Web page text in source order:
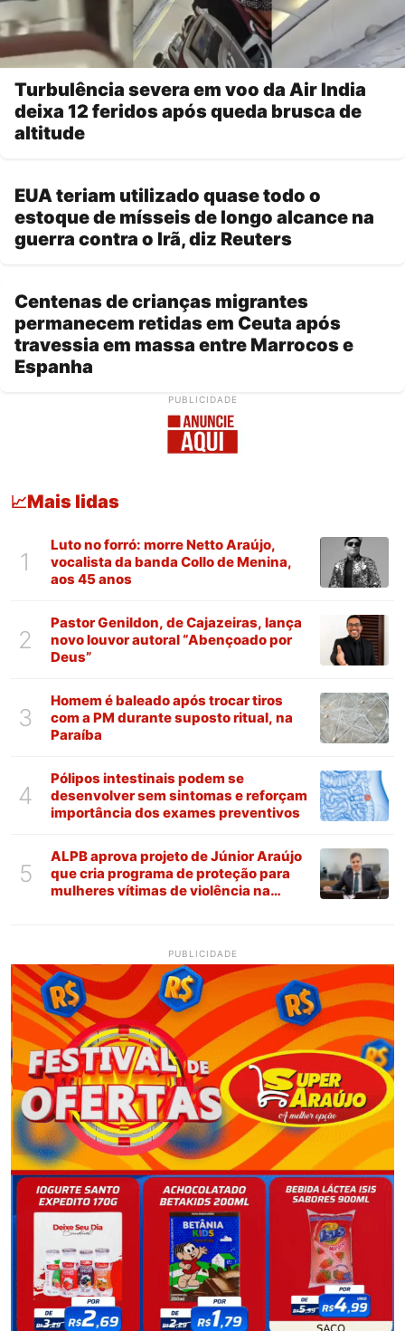
Turbulência severa em voo da Air India
deixa 12 feridos após queda brusca de
altitude
EUA teriam utilizado quase todo o
estoque de mísseis de longo alcance na
guerra contra o Irã, diz Reuters
Centenas de crianças migrantes
permanecem retidas em Ceuta após
travessia em massa entre Marrocos e
Espanha
PUBLICIDADE
📈Mais lidas
1
Luto no forró: morre Netto Araújo,
vocalista da banda Collo de Menina,
aos 45 anos
2
Pastor Genildon, de Cajazeiras, lança
novo louvor autoral “Abençoado por
Deus”
3
Homem é baleado após trocar tiros
com a PM durante suposto ritual, na
Paraíba
4
Pólipos intestinais podem se
desenvolver sem sintomas e reforçam
importância dos exames preventivos
5
ALPB aprova projeto de Júnior Araújo
que cria programa de proteção para
mulheres vítimas de violência na
PUBLICIDADE